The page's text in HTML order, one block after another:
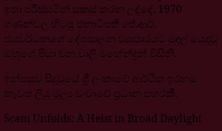
ඉතා පරිස්සමින් සකස් කරන ලද්දේ, 1970
ගණන්වල හිටපු ජනාධිපති ජේ.ආර්.
ජයවර්ධනගේ දේශපාලන ව්‍යාපාරයට මුදල් යෙදවූ
ඔහුගේ පියා වන චාලි මහේන්ද්‍රන් විසිනි.
ඉන්පසුව සිදුවූයේ ශ්‍රී ලංකාවේ ආර්ථික ඉරනම
නැවත ලියූ මූල්‍ය වංචාවේ ප්‍රධාන පහරකි.
Scam Unfolds: A Heist in Broad Daylight